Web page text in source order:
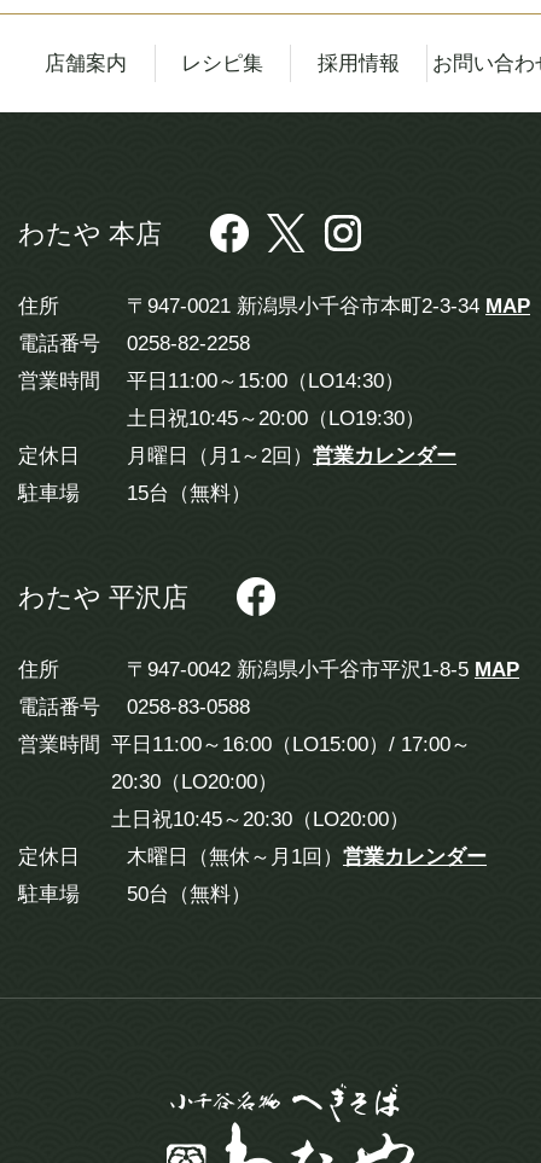
店舗案内 レシピ集 採用情報 お問い合わ
わたや 本店
住所 〒947-0021 新潟県小千谷市本町2-3-34 MAP
電話番号
0258-82-2258
営業時間
平日11:00～15:00（LO14:30）
土日祝10:45～20:00（LO19:30）
定休日
月曜日（月1～2回） 営業カレンダー
駐車場
15台（無料）
わたや 平沢店
住所 〒947-0042 新潟県小千谷市平沢1-8-5 MAP
電話番号
0258-83-0588
営業時間 平日11:00～16:00（LO15:00）/ 17:00～
20:30（LO20:00）
土日祝10:45～20:30（LO20:00）
定休日
木曜日（無休～月1回） 営業カレンダー
駐車場
50台（無料）